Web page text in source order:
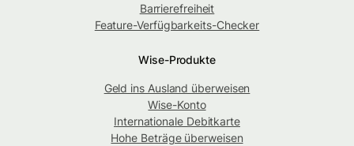
Barrierefreiheit
Feature-Verfügbarkeits-Checker
Wise-Produkte
Geld ins Ausland überweisen
Wise-Konto
Internationale Debitkarte
Hohe Beträge überweisen